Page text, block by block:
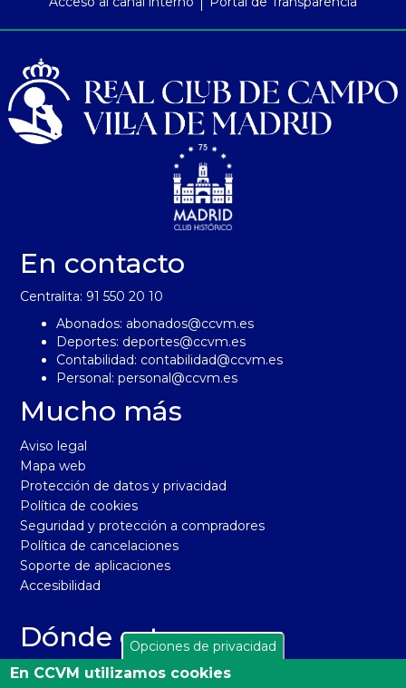
En contacto
Centralita: 91 550 20 10
Abonados: abonados@ccvm.es
Deportes: deportes@ccvm.es
Contabilidad: contabilidad@ccvm.es
Personal:personal@ccvm.es
Mucho más
Aviso legal
Mapa web
Protección de datos y privacidad
Política de cookies
Seguridad y protección a compradores
Política de cancelaciones
Soporte de aplicaciones
Accesibilidad
Dónde estamos
El Real Club de Campo Villa de Madrid está situado en la
Opciones de privacidad
En CCVM utilizamos cookies